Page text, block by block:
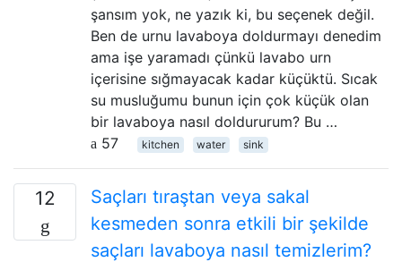
şansım yok, ne yazık ki, bu seçenek değil.
Ben de urnu lavaboya doldurmayı denedim
ama işe yaramadı çünkü lavabo urn
içerisine sığmayacak kadar küçüktü. Sıcak
su musluğumu bunun için çok küçük olan
bir lavaboya nasıl doldururum? Bu …
57
kitchen water sink
12
Saçları tıraştan veya sakal
kesmeden sonra etkili bir şekilde
saçları lavaboya nasıl temizlerim?